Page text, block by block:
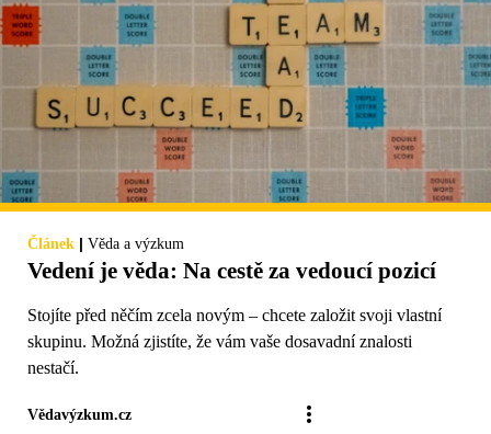
Článek | Věda a výzkum
Vedení je věda: Na cestě za vedoucí pozicí
Stojíte před něčím zcela novým – chcete založit svoji vlastní
skupinu. Možná zjistíte, že vám vaše dosavadní znalosti
nestačí.
Vědavýzkum.cz